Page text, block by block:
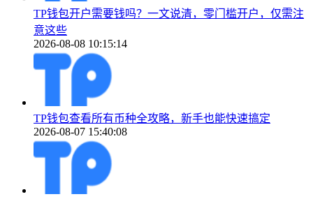
TP钱包开户需要钱吗？一文说清，零门槛开户，仅需注
意这些
2026-08-08 10:15:14
TP钱包查看所有币种全攻略，新手也能快速搞定
2026-08-07 15:40:08